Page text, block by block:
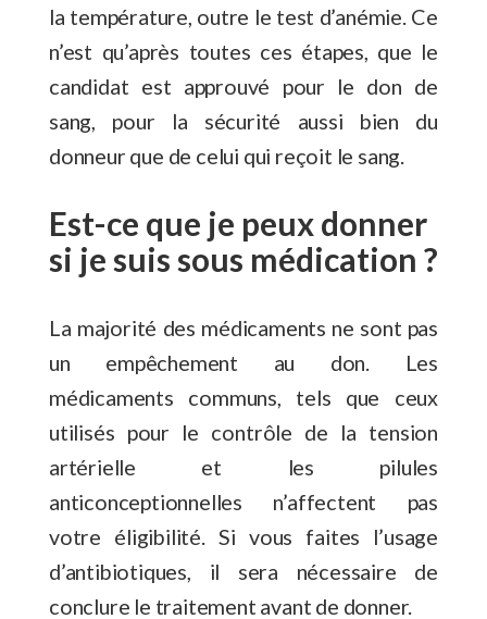
la température, outre le test d’anémie. Ce
n’est qu’après toutes ces étapes, que le
candidat est approuvé pour le don de
sang, pour la sécurité aussi bien du
donneur que de celui qui reçoit le sang.
Est-ce que je peux donner
si je suis sous médication ?
La majorité des médicaments ne sont pas
un empêchement au don. Les
médicaments communs, tels que ceux
utilisés pour le contrôle de la tension
artérielle et les pilules
anticonceptionnelles n’affectent pas
votre éligibilité. Si vous faites l’usage
d’antibiotiques, il sera nécessaire de
conclure le traitement avant de donner.